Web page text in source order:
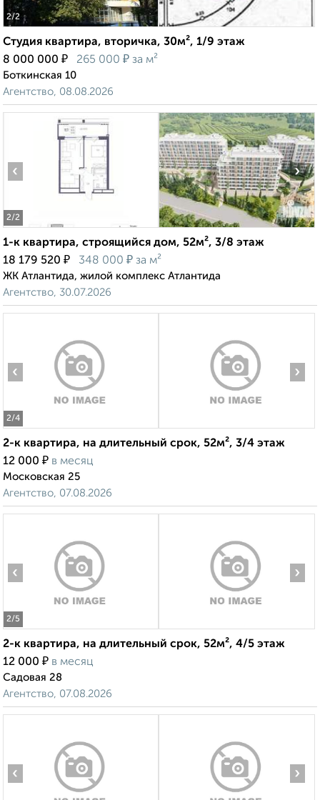
2/2
Студия квартира, вторичка, 30м², 1/9 этаж
8 000 000 ₽ 265 000 ₽ за м²
Боткинская 10
Агентство, 08.08.2026
2/2
‹ ›
1-к квартира, строящийся дом, 52м², 3/8 этаж
18 179 520 ₽ 348 000 ₽ за м²
ЖК Атлантида, жилой комплекс Атлантида
Агентство, 30.07.2026
2/4
‹ ›
2-к квартира, на длительный срок, 52м², 3/4 этаж
12 000 ₽ в месяц
Московская 25
Агентство, 07.08.2026
2/5
‹ ›
2-к квартира, на длительный срок, 52м², 4/5 этаж
12 000 ₽ в месяц
Садовая 28
Агентство, 07.08.2026
‹ ›